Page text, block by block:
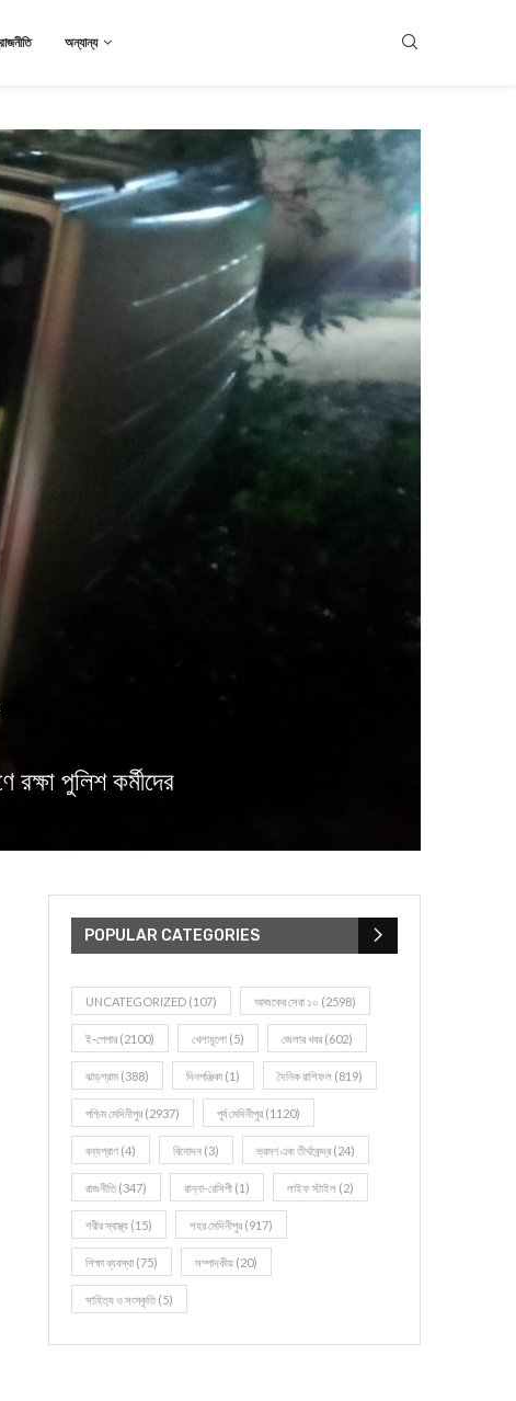
রাজনীতি অন্যান্য
পুলিশ কর্মীদের
POPULAR CATEGORIES
UNCATEGORIZED (107) আজকের সেরা ১০ (2598)
ই-পেপার (2100) খেলাধূলো (5) জেলার খবর (602)
ঝাড়গ্রাম (388) দিনপঞ্জিকা (1) দৈনিক রাশিফল (819)
পশ্চিম মেদিনীপুর (2937) পূর্ব মেদিনীপুর (1120)
বন্যপ্রাণ (4) বিনোদন (3) ভ্রমণ এবং তীর্থকেন্দ্র (24)
রাজনীতি(347) রান্না-রেসিপী (1) লাইফ স্টাইল (2)
শরীর স্বাস্থ্য (15) শহর মেদিনীপুর (917)
শিক্ষা ব্যবস্থা (75) সম্পাদকীয় (20)
সাহিত্য ও সংস্কৃতি(5)